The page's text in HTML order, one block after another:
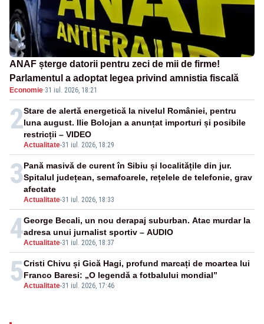
ANAF șterge datorii pentru zeci de mii de firme!
Parlamentul a adoptat legea privind amnistia fiscală
Economie·31 iul. 2026, 18:21
2
Actualitate-31 iul. 2026, 18:29
Stare de alertă energetică la nivelul României, pentru
luna august. Ilie Bolojan a anunțat importuri și posibile
restricții – VIDEO
3
Actualitate-31 iul. 2026, 18:33
Pană masivă de curent în Sibiu și localitățile din jur.
Spitalul județean, semafoarele, rețelele de telefonie, grav
afectate
4Actualitate-31 iul. 2026, 18:37
George Becali, un nou derapaj suburban. Atac murdar la
adresa unui jurnalist sportiv – AUDIO
5Actualitate-31 iul. 2026, 17:46
Cristi Chivu și Gică Hagi, profund marcați de moartea lui
Franco Baresi: „O legendă a fotbalului mondial”